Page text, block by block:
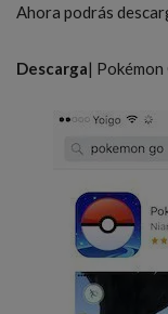
Ahora podrás
Descarga| Pokémon